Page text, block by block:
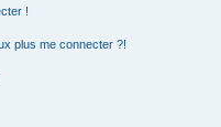
!
plus me connecter ?!